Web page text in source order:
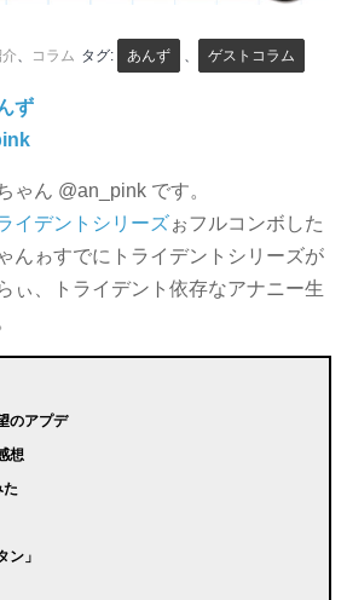
、 コラム タグ: あんず 、 ゲストコラム
ず
ゃん @an_pink です。
イデントシリーズ ぉフルコンボした
んゎすでにトライデントシリーズが
ぃ、トライデント依存なアナニー生
のアプデ
想
ン」